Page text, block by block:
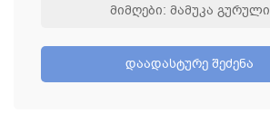
ᲛᲘᲛᲦᲔᲑᲘ: ᲛᲐᲛᲣᲙᲐ ᲒᲣᲠᲣᲚᲘ
ᲓᲐᲐᲓᲐᲡᲢᲣᲠᲔ ᲨᲔᲫᲔᲜᲐ